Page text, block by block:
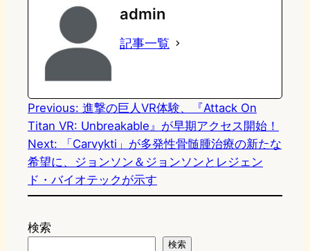
o
d
n
s
k
k
admin
記事一覧
Previous: 進撃の巨人VR体験、『Attack On
Titan VR: Unbreakable』が早期アクセス開始！
Next:
「Carvykti」が多発性骨髄腫治療の新たな
希望に、ジョンソン＆ジョンソンとレジェン
ド・バイオテックが示す
検索
検索